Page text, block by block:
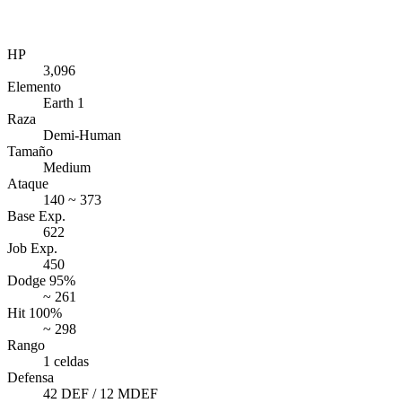
HP
3,096
Elemento
Earth 1
Raza
Demi-Human
Tamaño
Medium
Ataque
140 ~ 373
Base Exp.
622
Job Exp.
450
Dodge 95%
~ 261
Hit 100%
~ 298
Rango
1 celdas
Defensa
42 DEF / 12 MDEF